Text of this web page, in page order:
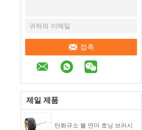
접촉
제일 제품
탄화규소 볼 연마 호닝 브러시